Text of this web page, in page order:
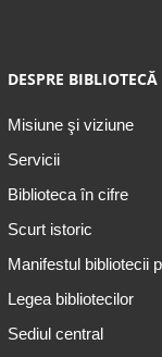
DESPRE BIBLIOTECĂ
Misiune şi viziune
Servicii
Biblioteca în cifre
Scurt istoric
Manifestul bibliotecii
Legea bibliotecilor
Sediul central